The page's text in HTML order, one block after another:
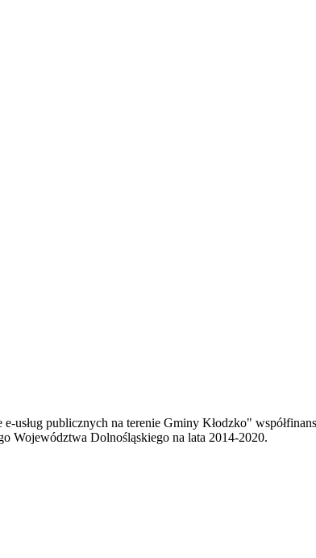
publicznych na terenie Gminy Kłodzko"
Województwa Dolnośląskiego na lata 2014-2020.